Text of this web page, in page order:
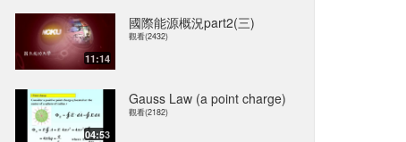
11:14
國際能源概況part2(三)
觀看(2432)
04:53
Gauss Law (a point charge)
觀看(2182)